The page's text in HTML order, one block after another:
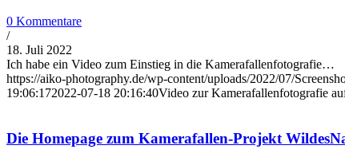
0 Kommentare
/
18. Juli 2022
Ich habe ein Video zum Einstieg in die Kamerafallenfotografie…
https://aiko-photography.de/wp-content/uploads/2022/07/
19:06:172022-07-18 20:16:40Video zur Kamerafallenfotografie
Die Homepage zum Kamerafallen-Projekt